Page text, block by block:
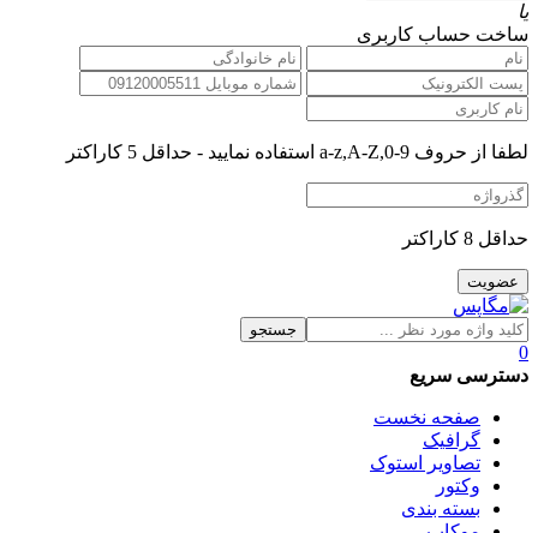
یا
ساخت حساب کاربری
لطفا از حروف a-z,A-Z,0-9 استفاده نمایید - حداقل 5 کاراکتر
حداقل 8 کاراکتر
جستجو
0
دسترسی سریع
صفحه نخست
گرافیک
تصاویر استوک
وکتور
بسته بندی